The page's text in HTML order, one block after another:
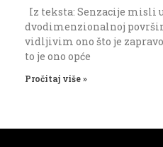
Iz teksta: Senzacije misli
dvodimenzionalnoj
vidljivim ono što je
to je ono opće
Pročitaj više »